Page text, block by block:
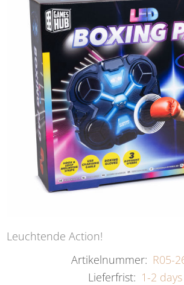
Leuchtende Action!
Artikelnummer: R05-
Lieferfrist: 1-2 days